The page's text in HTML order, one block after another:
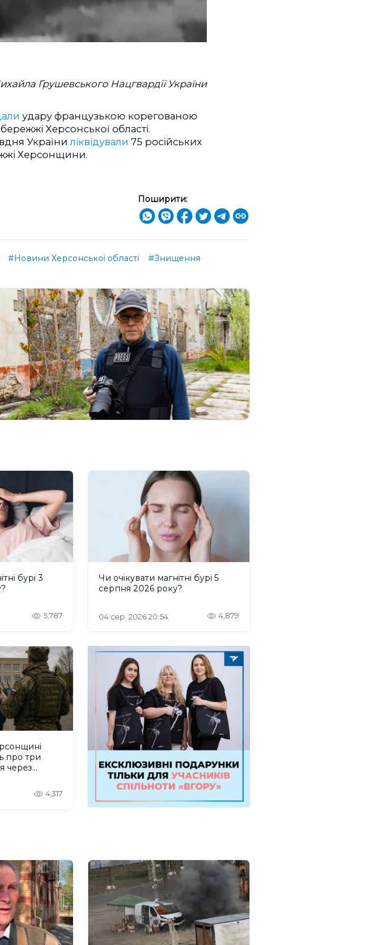
Грушевського Нацгвардії України
удару французькою корегованою
Херсонської області.
України ліквідували 75 російських
Херсонщини.
Поширити:
#Новини Херсонської області #Знищення
бурі 3
5,787
Чи очікувати магнітні бурі 5
серпня 2026 року?
04 сер. 2026 20:54 4,879
про три
через
4,317